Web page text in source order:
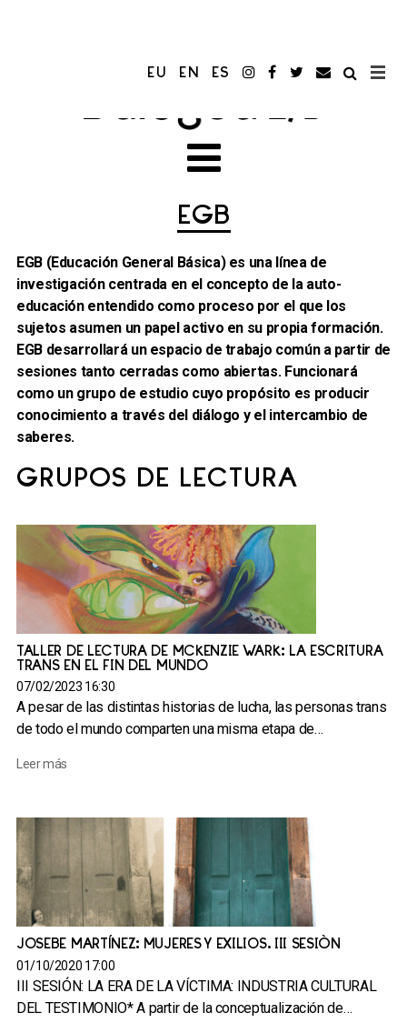
EU EN ES
EGB
EGB (Educación General Básica) es una línea de
investigación centrada en el concepto de la auto-
educación entendido como proceso por el que los
sujetos asumen un papel activo en su propia formación.
EGB desarrollará un espacio de trabajo común a partir de
sesiones tanto cerradas como abiertas. Funcionará
como un grupo de estudio cuyo propósito es producir
conocimiento a través del diálogo y el intercambio de
saberes.
GRUPOS DE LECTURA
TALLER DE LECTURA DE MCKENZIE WARK: LA ESCRITURA
TRANS EN EL FIN DEL MUNDO
07/02/2023 16:30
A pesar de las distintas historias de lucha, las personas trans
de todo el mundo comparten una misma etapa de…
Leer más
JOSEBE MARTÍNEZ: MUJERES Y EXILIOS. III SESIÓN
01/10/2020 17:00
III SESIÓN: LA ERA DE LA VÍCTIMA: INDUSTRIA CULTURAL
DEL TESTIMONIO* A partir de la conceptualización de…